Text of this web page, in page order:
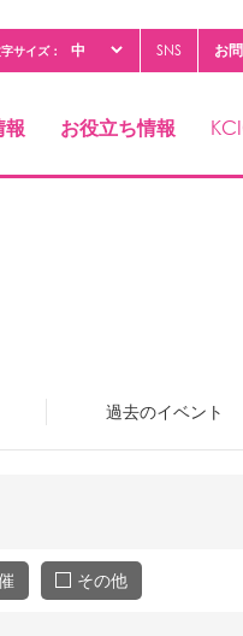
サイズ： SNS お
報 お役立ち情報
過去のイベント
その他